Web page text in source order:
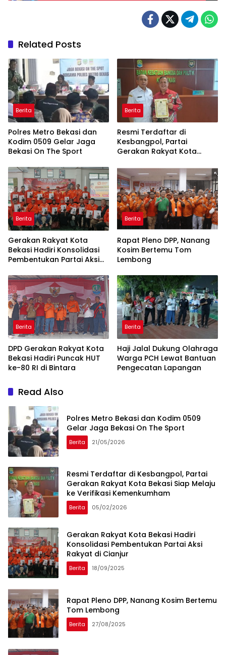
Related Posts
Berita
Polres Metro Bekasi dan
Kodim 0509 Gelar Jaga
Bekasi On The Sport
Berita
Resmi Terdaftar di
Kesbangpol, Partai
Gerakan Rakyat Kota
Verifikasi Kemenkumham
Berita
Gerakan Rakyat Kota
Bekasi Hadiri Konsolidasi
Pembentukan Partai Aksi
Berita
Rapat Pleno DPP, Nanang
Kosim Bertemu Tom
Lembong
Berita
DPD Gerakan Rakyat Kota
Bekasi Hadiri Puncak HUT
ke-80 RI di Bintara
Berita
Haji Jalal Dukung Olahraga
Warga PCH Lewat Bantuan
Pengecatan Lapangan
Read Also
Polres Metro Bekasi dan Kodim 0509
Gelar Jaga Bekasi On The Sport
Berita 21/05/2026
Resmi Terdaftar di Kesbangpol, Partai
Gerakan Rakyat Kota Bekasi Siap Melaju
ke Verifikasi Kemenkumham
Berita 05/02/2026
Gerakan Rakyat Kota Bekasi Hadiri
Konsolidasi Pembentukan Partai Aksi
Rakyat di Cianjur
Berita 18/09/2025
Rapat Pleno DPP, Nanang Kosim Bertemu
Tom Lembong
Berita 27/08/2025